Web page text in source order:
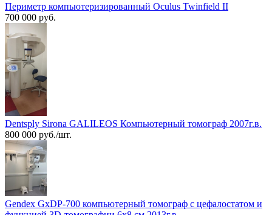
Периметр компьютеризированный Oculus Twinfield II
700 000 руб.
Dentsply Sirona GALILEOS Компьютерный томограф 2007г.в.
800 000 руб./шт.
Gendex GxDP-700 компьютерный томограф с цефалостатом и